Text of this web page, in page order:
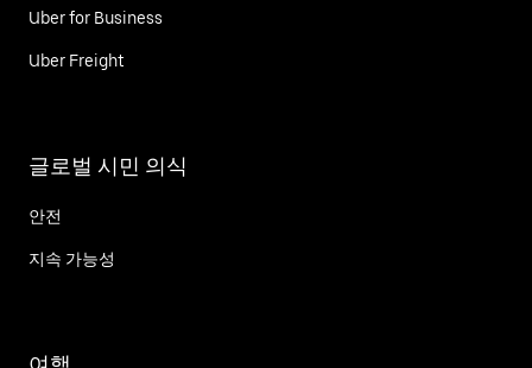
Uber for Business
Uber Freight
글로벌 시민 의식
안전
지속 가능성